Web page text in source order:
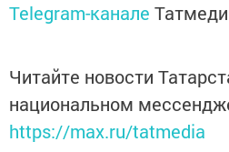
Telegram-канале
Читайте новости
национальном
https://max.ru/tatmedia